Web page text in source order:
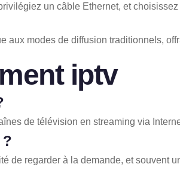
un câble Ethernet, et
aux modes de diffusion traditionnels,
iptv
de télévision en streaming via
?
de regarder à la demande, et souvent